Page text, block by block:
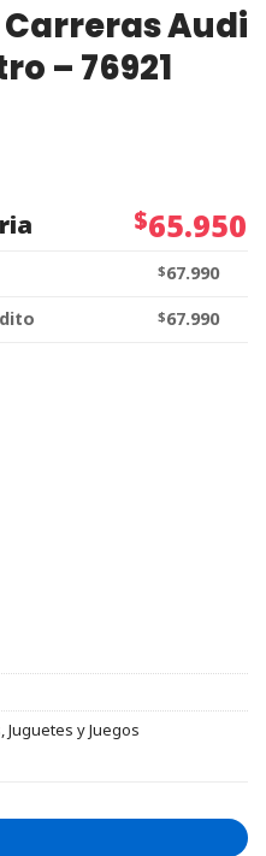
Carreras Audi
– 76921
$65.950
$67.990
$67.990
,Juguetes y Juegos